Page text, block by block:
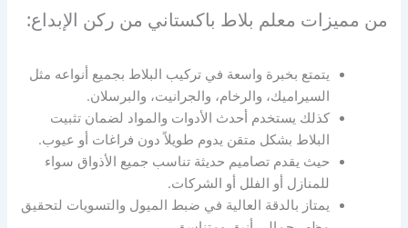
من مميزات معلم بلاط باكستاني من ركن الإبداع:
يتمتع بخبرة واسعة في تركيب البلاط بجميع أنواعه مثل
السيراميك، والرخام، والجرانيت، والبرسلان.
كذلك يستخدم أحدث الأدوات والمواد لضمان تثبيت
البلاط بشكل متقن يدوم طويلاً دون فراغات أو عيوب.
حيث يقدم تصاميم حديثة تناسب جميع الأذواق سواء
للمنازل أو الفلل أو الشركات.
يمتاز بالدقة العالية في ضبط الميول والتسويات لتحقيق